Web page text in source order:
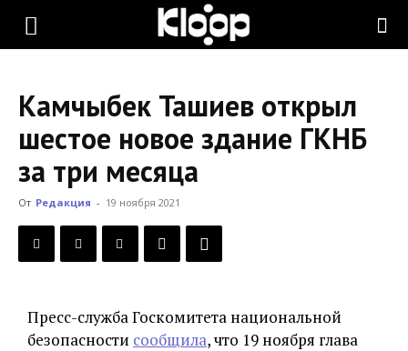
KLOOP.KG
Новости
Кыргызстана
Камчыбек Ташиев открыл
шестое новое здание ГКНБ
за три месяца
От Редакция - 19 ноября 2021
Пресс-служба Госкомитета национальной
безопасности сообщила, что 19 ноября глава